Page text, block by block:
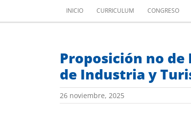
INICIO CURRICULUM CONGRESO
Proposición no de
de Industria y
26 noviembre, 2025